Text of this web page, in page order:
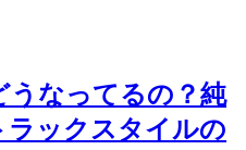
うなってるの？純
ラックスタイルの